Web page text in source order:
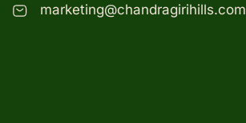
marketing@chandragirihills.com